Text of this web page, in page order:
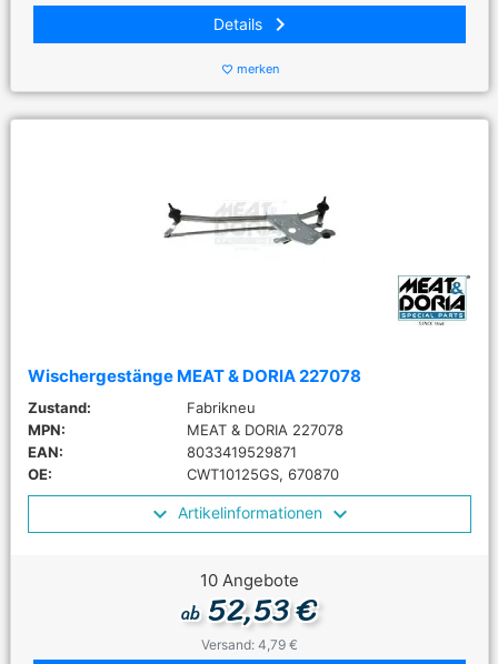
Details keyboard_arrow_right
favorite_border merken
Wischergestänge MEAT & DORIA 227078
Zustand:
Fabrikneu
MPN:
MEAT & DORIA 227078
EAN:
8033419529871
OE:
CWT10125GS, 670870
Artikelinformationen
10 Angebote
ab52,53 €
Versand: 4,79 €